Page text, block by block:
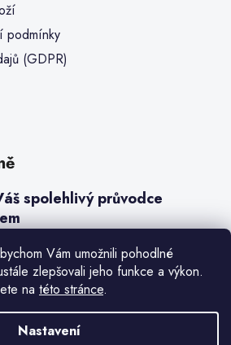
Vám umožnili pohodlné
zlepšovali jeho funkce a výkon.
na této stránce.
Nastavení
podmínky
(GDPR)
spolehlivý průvodce
vaření
hrnci neboli papiňáku